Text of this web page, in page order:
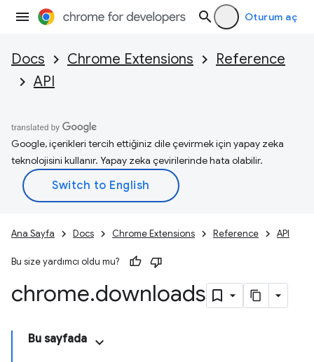
Oturum aç
Docs Chrome Extensions
Reference
API
Google, içerikleri tercih ettiğiniz dile çevirmek için yapay zeka
teknolojisini kullanır. Yapay zeka çevirilerinde hata olabilir.
Ana Sayfa Docs Chrome Extensions Reference API
Bu size yardımcı oldu mu?
chrome.downloads
Bu sayfada